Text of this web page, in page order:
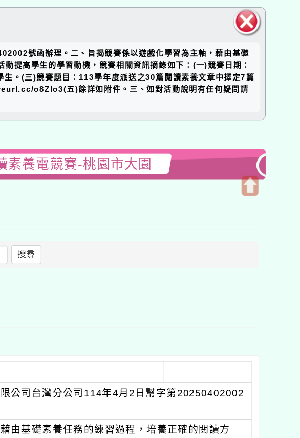
塊
號函辦理。二、旨揭競賽係以遊戲化學習為主軸，藉由基礎
提高學生的學習動機，競賽相關資訊摘錄如下：(一)競賽日期：
。(三)競賽題目：113學年度派送之30篇閱讀素養文章中擇定7篇
o8Zlo3(五)餘詳如附件。三、如對活動說明有任何疑問請
素養電競賽-桃園市大園
搜尋
公司台灣分公司114年4月2日幫字第20250402002
由基礎素養任務的練習過程，培養正確的閱讀方